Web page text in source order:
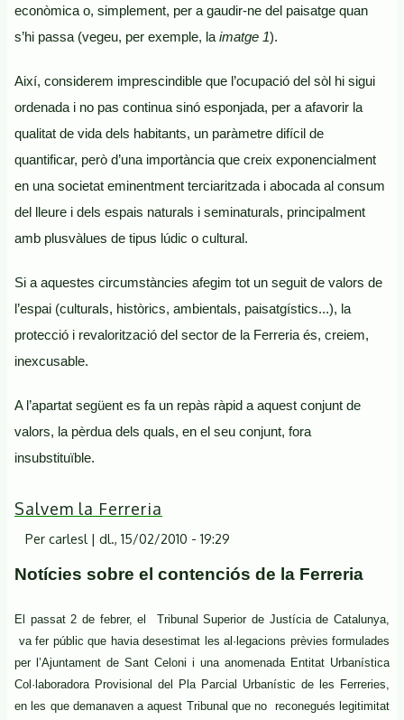
econòmica o, simplement, per a gaudir-ne del paisatge quan
s’hi passa (vegeu, per exemple, laimatge 1).
Així, considerem imprescindible que l’ocupació del sòl hi sigui
ordenada i no pas continua sinó esponjada, per a afavorir la
qualitat de vida dels habitants, un paràmetre difícil de
quantificar, però d’una importància que creix exponencialment
en una societat eminentment terciaritzada i abocada al consum
del lleure i dels espais naturals i seminaturals, principalment
amb plusvàlues de tipus lúdic o cultural.
Si a aquestes circumstàncies afegim tot un seguit de valors de
l’espai (culturals, històrics, ambientals, paisatgístics...), la
protecció i revalorització del sector de la Ferreria és, creiem,
inexcusable.
A l’apartat següent es fa un repàs ràpid a aquest conjunt de
valors, la pèrdua dels quals, en el seu conjunt, fora
insubstituïble.
Salvem la Ferreria
Per carlesl | dl., 15/02/2010 - 19:29
Notícies sobre el contenciós de la Ferreria
El passat 2 de febrer, el Tribunal Superior de Justícia de Catalunya,
va fer públic que havia desestimat les al·legacions prèvies formulades
per l’Ajuntament de Sant Celoni i una anomenada Entitat Urbanística
Col·laboradora Provisional del Pla Parcial Urbanístic de les Ferreries,
en les que demanaven a aquest Tribunal que no reconegués legitimitat